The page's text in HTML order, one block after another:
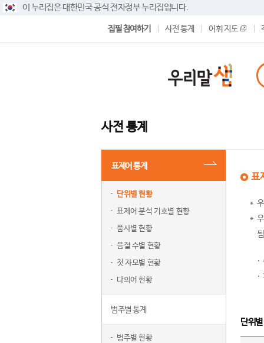
이 누리집은 대한민국 공식 전자정부 누리집입니다.
집필 참여하기 사전 통계 어휘 지도
사전 통계
표제어 통계
단위별 현황
표제어 분석 기호별 현황
품사별 현황
음절 수별 현황
첫 자모별 현황
다의어 현황
범주별 통계
범주별 현황
표
단위